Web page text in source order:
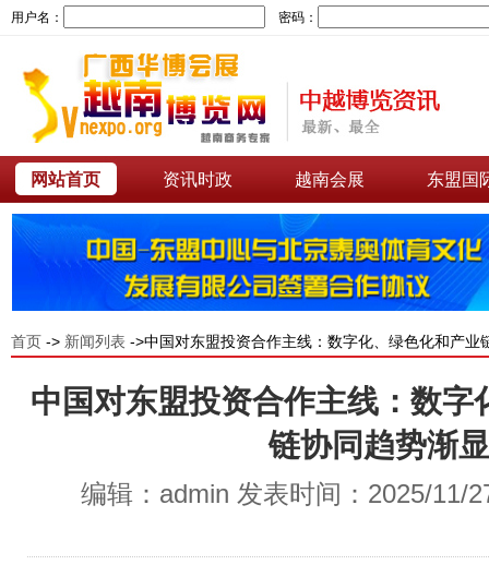
用户名： 密码：
网站首页 资讯时政 越南会展 东盟国
首页 -> 新闻列表 ->中国对东盟投资合作主线：数字化、绿色化和产业
中国对东盟投资合作主线：数字
链协同趋势渐显
编辑：admin 发表时间：2025/11/